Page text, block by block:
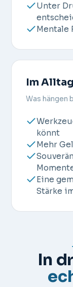
Unter
Mentale
Im
Was hängen
könnt
Mehr
Eine
Stärke
In